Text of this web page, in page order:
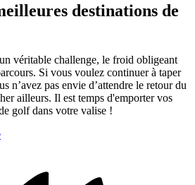
destinations de
véritable challenge, le froid obligeant
Si vous voulez continuer à taper
n’avez pas envie d’attendre le retour du
ailleurs. Il est temps d'emporter vos
golf dans votre valise !